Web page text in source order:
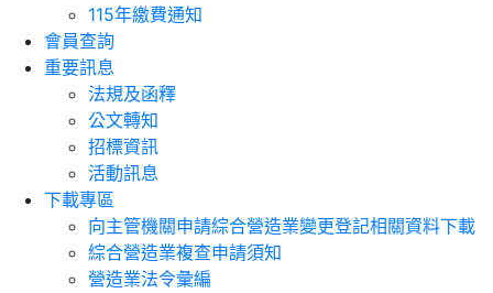
115年繳費通知
會員查詢
重要訊息
法規及函釋
公文轉知
招標資訊
活動訊息
下載專區
向主管機關申請綜合營造業變更登記相關資料下載
綜合營造業複查申請須知
營造業法令彙編